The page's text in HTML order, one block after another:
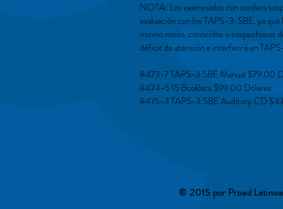
NOTA: Los examinados con sordera
evaluación con los TAPS-3: SBE, ya
mismo modo, conocidos o sospechosos
déficit de atención e interferirá en
8473-7 TAPS-3:SBE Manual $79.00
8474-5 15 Booklets $99.00 Dólares
8475-3 TAPS-3:SBE Auditory CD
© 2015 por Proed